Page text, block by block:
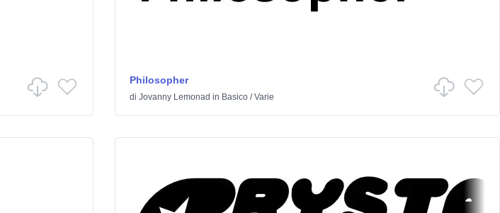
Philosopher
di Jovanny Lemonad in Basico/Varie